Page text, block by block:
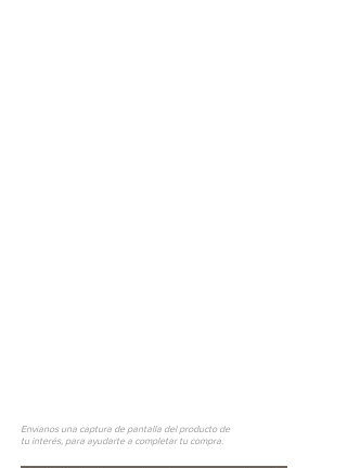
Envíanos una captura de pantalla del producto de
tu interés, para ayudarte a completar tu compra.